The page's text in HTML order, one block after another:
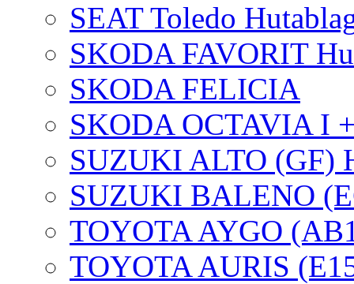
SEAT Toledo
SKODA FAVORIT
SKODA FELICIA
SKODA OCTAVIA I
SUZUKI ALTO (GF)
SUZUKI BALENO
TOYOTA AYGO
TOYOTA AURIS